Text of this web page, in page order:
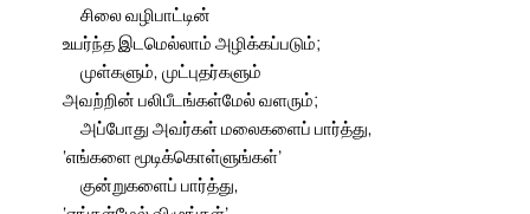
சிலை வழிபாட்டின்
உயர்ந்த இடமெல்லாம் அழிக்கப்படும்;
முள்களும், முட்புதர்களும்
அவற்றின் பலிபீடங்கள்மேல் வளரும்;
அப்போது அவர்கள் மலைகளைப் பார்த்து,
‘எங்களை மூடிக்கொள்ளுங்கள்’
குன்றுகளைப் பார்த்து,